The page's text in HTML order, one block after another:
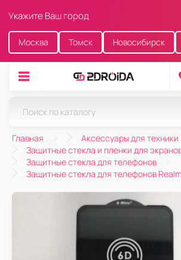
Укажите Ваш город
Москва Томск Новосибирск
Главная
Аксессуары для техники
Защитные стекла и пленки для
Защитные стекла для телефонов
Защитные стекла для телефонов